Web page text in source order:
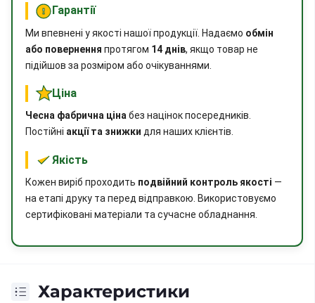
Гарантії
Ми впевнені у якості нашої продукції. Надаємо обмін
або повернення протягом 14 днів, якщо товар не
підійшов за розміром або очікуваннями.
Ціна
Чесна фабрична цінабез націнок посередників.
Постійні акції та знижки для наших клієнтів.
Якість
Кожен виріб проходить подвійний контроль якості —
на етапі друку та перед відправкою. Використовуємо
сертифіковані матеріали та сучасне обладнання.
Характеристики